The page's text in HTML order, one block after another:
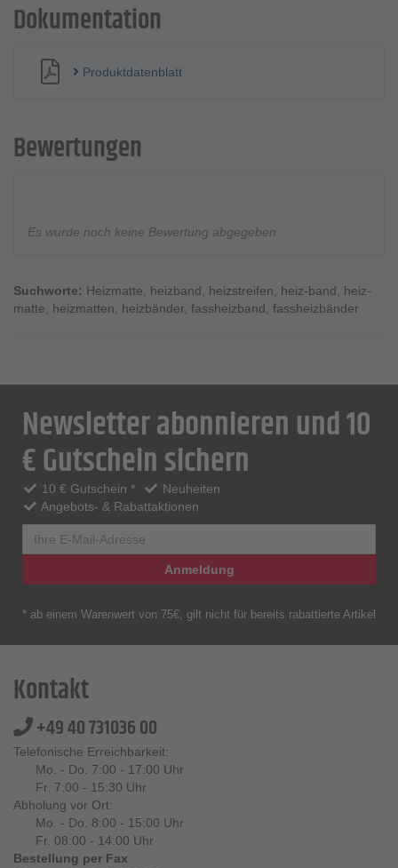
Dokumentation
Produktdatenblatt
Bewertungen
Es wurde noch keine Bewertung abgegeben
Suchworte: Heizmatte, heizband, heizstreifen, heiz-band, heiz-
matte, heizmatten, heizbänder, fassheizband, fassheizbänder
Newsletter abonnieren und 10
€ Gutschein sichern
10 € Gutschein *
Neuheiten
Angebots- & Rabattaktionen
Anmeldung
* ab einem Warenwert von 75€, gilt nicht für bereits rabattierte Artikel
Kontakt
+49 40 731036 00
Telefonische Erreichbarkeit:
Mo. - Do. 7:00 - 17:00 Uhr
Fr. 7:00 - 15:30 Uhr
Abholung vor Ort:
Mo. - Do. 8:00 - 15:00 Uhr
Fr. 08:00 - 14:00 Uhr
Bestellung per Fax